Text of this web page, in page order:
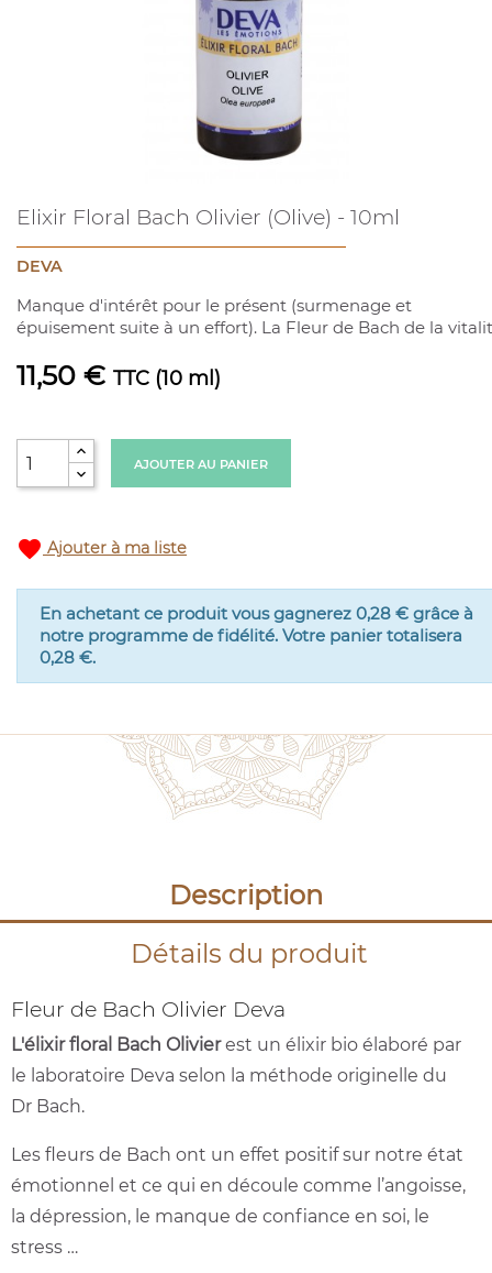
Elixir Floral Bach Olivier (Olive) - 10ml
DEVA
Manque d'intérêt pour le présent (surmenage et
épuisement suite à un effort). La Fleur de Bach de la
11,50 € TTC (10 ml)
AJOUTER AU PANIER
favorite Ajouter à ma liste
En achetant ce produit vous gagnerez 0,28 € grâce à
notre programme de fidélité. Votre panier totalisera
0,28 €.
Description
Détails du produit
Fleur de Bach Olivier Deva
L'élixir floral Bach Olivierest un élixir bio élaboré par
le laboratoire Deva selon la méthode originelle du
Dr Bach.
Les fleurs de Bach ont un effet positif sur notre état
émotionnel et ce qui en découle comme l’angoisse,
la dépression, le manque de confiance en soi, le
stress …